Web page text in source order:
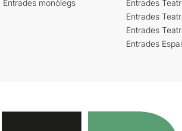
Entrades monòlegs
Entrades
Entrades
Entrades
Entrades